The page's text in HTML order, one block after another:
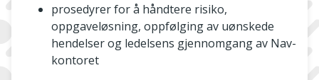
prosedyrer for å håndtere risiko,
oppgaveløsning, oppfølging av uønskede
hendelser og ledelsens gjennomgang av Nav-
kontoret